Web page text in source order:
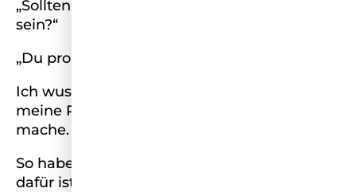
„Sollten Fitnesstrainerinnen nicht schlank
sein?“
„Du promotest Übergewicht.“
Ich wusste gar nicht, dass ich alleine durch
meine Präsenz Reklame für mein Aussehen
mache.
So habe ich wieder was dazu gelernt und
dafür ist Social Media auch wirklich gut.